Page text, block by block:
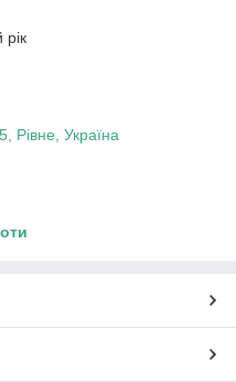
рік
Рівне, Україна